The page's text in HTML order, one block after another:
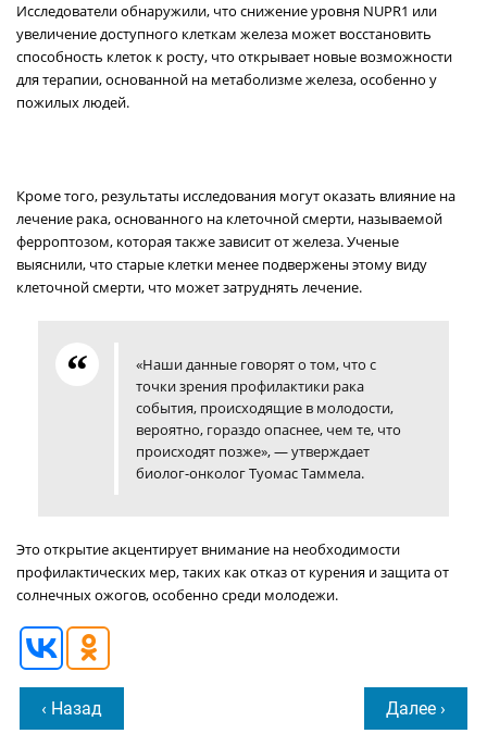
Исследователи обнаружили, что снижение уровня NUPR1 или
увеличение доступного клеткам железа может восстановить
способность клеток к росту, что открывает новые возможности
для терапии, основанной на метаболизме железа, особенно у
пожилых людей.
Кроме того, результаты исследования могут оказать влияние на
лечение рака, основанного на клеточной смерти, называемой
ферроптозом, которая также зависит от железа. Ученые
выяснили, что старые клетки менее подвержены этому виду
клеточной смерти, что может затруднять лечение.
«Наши данные говорят о том, что с
точки зрения профилактики рака
события, происходящие в молодости,
вероятно, гораздо опаснее, чем те, что
происходят позже», — утверждает
биолог-онколог Туомас Таммела.
Это открытие акцентирует внимание на необходимости
профилактических мер, таких как отказ от курения и защита от
солнечных ожогов, особенно среди молодежи.
‹ Назад Далее ›